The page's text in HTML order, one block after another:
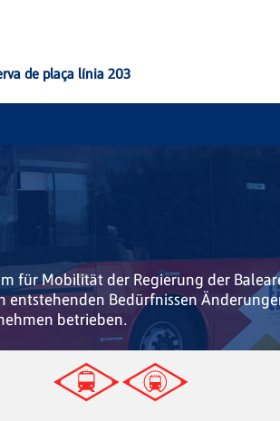
de plaça línia 203
für Mobilität der Regierung der
Bedürfnissen
betrieben.